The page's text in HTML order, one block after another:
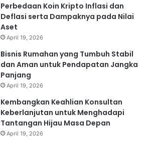
Perbedaan Koin Kripto Inflasi dan
Deflasi serta Dampaknya pada Nilai
Aset
April 19, 2026
Bisnis Rumahan yang Tumbuh Stabil
dan Aman untuk Pendapatan Jangka
Panjang
April 19, 2026
Kembangkan Keahlian Konsultan
Keberlanjutan untuk Menghadapi
Tantangan Hijau Masa Depan
April 19, 2026